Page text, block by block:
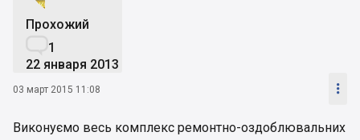
Прохожий
1
22 января 2013
03 март 2015 11:08 
Виконуємо весь комплекс ремонтно-оздоблювальних